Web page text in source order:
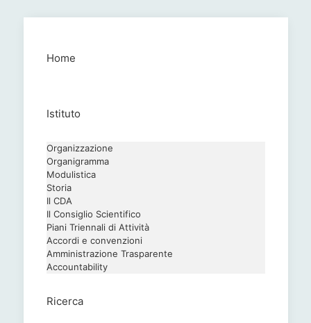
Home
Istituto
Organizzazione
Organigramma
Modulistica
Storia
Il CDA
Il Consiglio Scientifico
Piani Triennali di Attività
Accordi e convenzioni
Amministrazione Trasparente
Accountability
Ricerca